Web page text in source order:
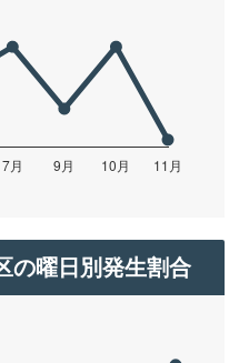
の曜日別発生割合